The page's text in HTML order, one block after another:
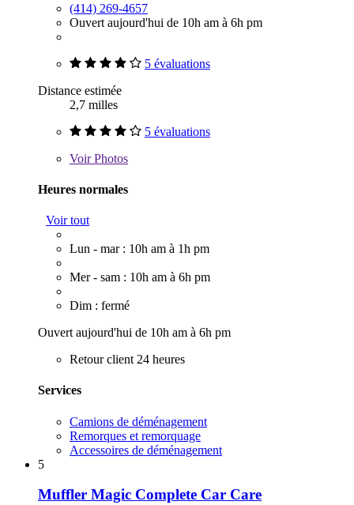
(414) 269-4657
Ouvert aujourd'hui de 10h am à 6h pm
5 évaluations
Distance estimée
2,7 milles
5 évaluations
VoirPhotos
Heures normales
Voir tout
Lun - mar : 10h am à 1h pm
Mer - sam : 10h am à 6h pm
Dim : fermé
Ouvert aujourd'hui de 10h am à 6h pm
Retour client 24 heures
Services
Camions de déménagement
Remorques et remorquage
Accessoires de déménagement
5
Muffler Magic Complete Car Care